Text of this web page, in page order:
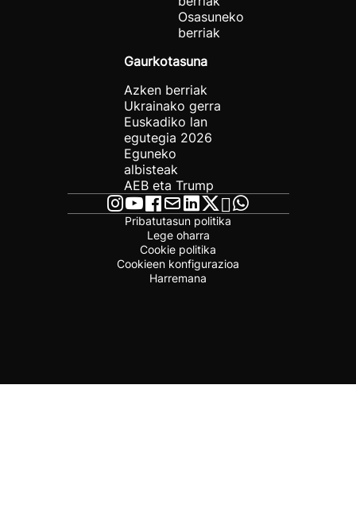
Osasuneko
berriak
Gaurkotasuna
Azken berriak
Ukrainako gerra
Euskadiko lan
egutegia 2026
Eguneko
albisteak
AEB eta Trump
Pribatutasun politika
Lege oharra
Cookie politika
Cookieen konfigurazioa
Harremana